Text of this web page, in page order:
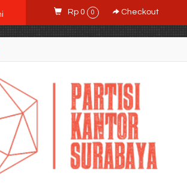
/>
Rp 0 0 Checkout